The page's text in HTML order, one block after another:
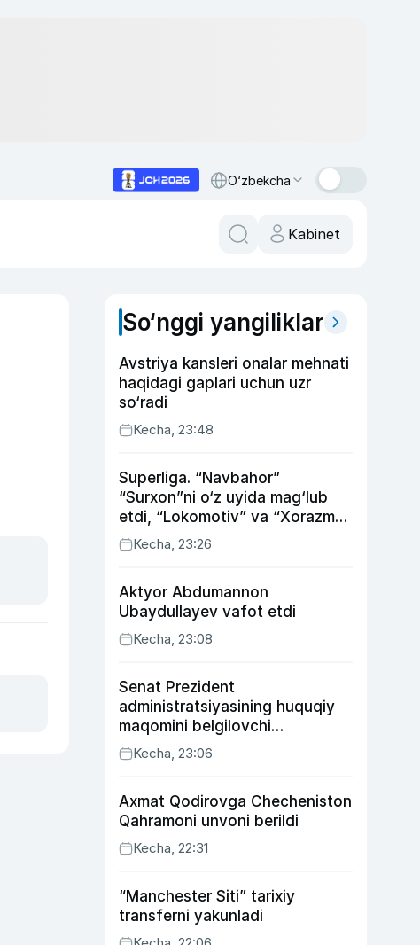
O‘zbekcha
Kabinet
So‘nggi yangiliklar
Avstriya kansleri onalar mehnati
haqidagi gaplari uchun uzr
so‘radi
Kecha, 23:48
Superliga. “Navbahor”
“Surxon”ni o‘z uyida mag‘lub
etdi, “Lokomotiv” va “Xorazm”
uyda g‘alaba qozondi
Kecha, 23:26
Aktyor Abdu­mannon
Ubaydullayev vafot etdi
Kecha, 23:08
Senat Prezident
administratsiyasining huquqiy
maqomini belgilovchi
konstitutsiyaviy qonunni
ma’qulladi
Kecha, 23:06
Axmat Qodirovga Checheniston
Qahramoni unvoni berildi
Kecha, 22:31
“Manchester Siti” tarixiy
transferni yakunladi